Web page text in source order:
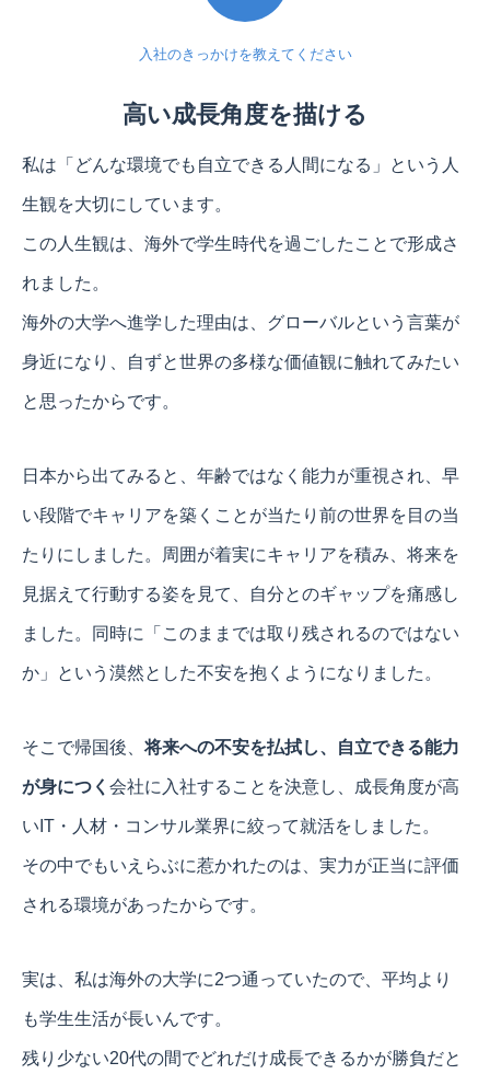
入社のきっかけを教えてください
高い成長角度を描ける
私は「どんな環境でも自立できる人間になる」という人
生観を大切にしています。
この人生観は、海外で学生時代を過ごしたことで形成さ
れました。
海外の大学へ進学した理由は、グローバルという言葉が
身近になり、自ずと世界の多様な価値観に触れてみたい
と思ったからです。
日本から出てみると、年齢ではなく能力が重視され、早
い段階でキャリアを築くことが当たり前の世界を目の当
たりにしました。周囲が着実にキャリアを積み、将来を
見据えて行動する姿を見て、自分とのギャップを痛感し
ました。同時に「このままでは取り残されるのではない
か」という漠然とした不安を抱くようになりました。
そこで帰国後、将来への不安を払拭し、自立できる能力
が身につく 会社に入社することを決意し、成長角度が高
いIT・人材・コンサル業界に絞って就活をしました。
その中でもいえらぶに惹かれたのは、実力が正当に評価
される環境があったからです。
実は、私は海外の大学に2つ通っていたので、平均より
も学生生活が長いんです。
残り少ない20代の間でどれだけ成長できるかが勝負だと